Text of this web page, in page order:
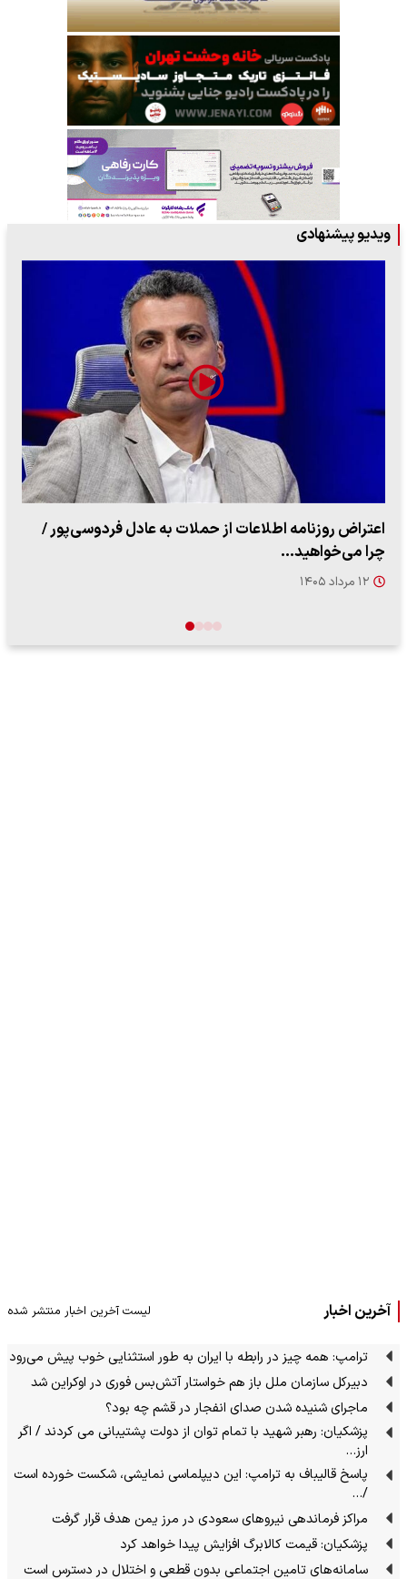
ویدیو پیشنهادی
ببینید| روایت رئیس جمهور از لحظه حمله به بیت رهبری
۱۴ مرداد ۱۴۰۵
آخرین اخبار لیست آخرین اخبار منتشر شده
ترامپ: همه چیز در رابطه با ایران به طور استثنایی خوب پیش می‌رود
دبیرکل سازمان ملل باز هم خواستار آتش‌بس فوری در اوکراین شد
ماجرای شنیده شدن صدای انفجار در قشم چه بود؟
پزشکیان: رهبر شهید با تمام توان از دولت پشتیبانی می کردند / اگر
ارز…
پاسخ قالیباف به ترامپ: این دیپلماسی نمایشی، شکست خورده است
/…
مراکز فرماندهی نیروهای سعودی در مرز یمن هدف قرار گرفت
پزشکیان: قیمت کالابرگ افزایش پیدا خواهد کرد
سامانه‌های تامین اجتماعی بدون قطعی و اختلال در دسترس است